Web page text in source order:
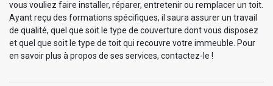
vous vouliez faire installer, réparer, entretenir ou remplacer un toit.
Ayant reçu des formations spécifiques, il saura assurer un travail
de qualité, quel que soit le type de couverture dont vous disposez
et quel que soit le type de toit qui recouvre votre immeuble. Pour
en savoir plus à propos de ses services, contactez-le !